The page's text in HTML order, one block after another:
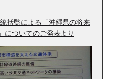
括監による「沖縄県の将来
についてのご発表より